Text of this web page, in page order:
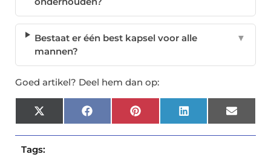
Bestaat er één best kapsel voor alle
mannen?
▼
Goed artikel? Deel hem dan op:
X
(Twitter)
FacebookPinterest LinkedIn Email
Tags: